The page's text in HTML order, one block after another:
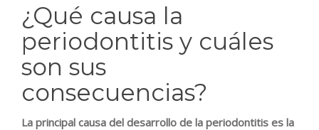
¿Qué causa la
periodontitis y cuáles
son sus
consecuencias?
La principal causa del desarrollo de la periodontitis es la